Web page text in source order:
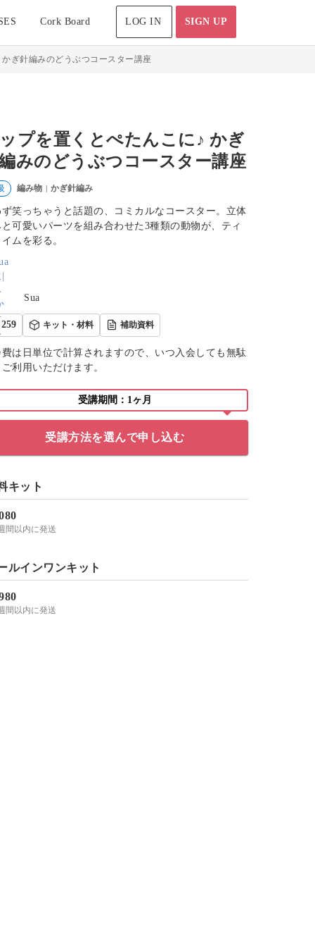
Cork Board LOG IN SIGN UP
ぎ針編みのどうぶつコースター講座
プを置くとぺたんこに♪ かぎ
みのどうぶつコースター講座
編み物 | かぎ針編み
笑っちゃうと話題の、コミカルなコースター。立体
可愛いパーツを組み合わせた3種類の動物が、ティ
ムを彩る。
Sua
259 キット・材料 補助資料
は日単位で計算されますので、いつ入会しても無駄
利用いただけます。
受講期間：1ヶ月
受講方法を選んで申し込む
キット
間以内に発送
ルインワンキット
間以内に発送